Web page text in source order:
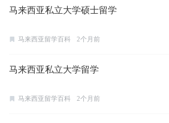
马来西亚私立大学硕士留学
马来西亚留学百科 2个月前
马来西亚私立大学留学
马来西亚留学百科 2个月前